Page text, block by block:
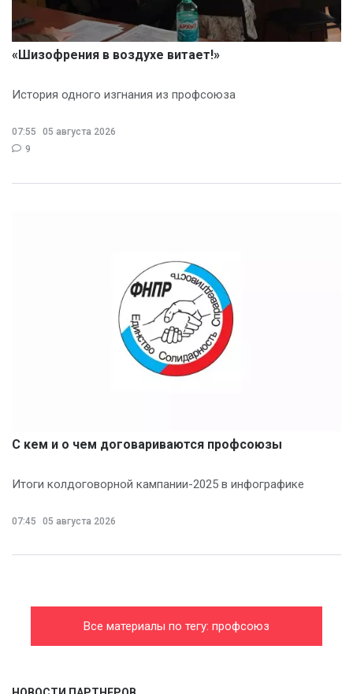
«Шизофрения в воздухе витает!»
История одного изгнания из профсоюза
07:55
05 августа 2026
9
С кем и о чем договариваются профсоюзы
Итоги колдоговорной кампании-2025 в инфографике
07:45 05 августа 2026
Все материалы по тегу: профсоюз